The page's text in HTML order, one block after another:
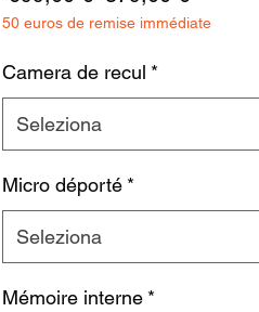
regolare scontato
50 euros de remise immédiate
Camera de recul *
Seleziona
Micro déporté *
Seleziona
Mémoire interne *